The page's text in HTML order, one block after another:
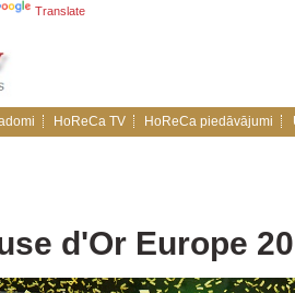
Translate
HoReCa TV HoReCa piedāvājumi
d'Or Europe